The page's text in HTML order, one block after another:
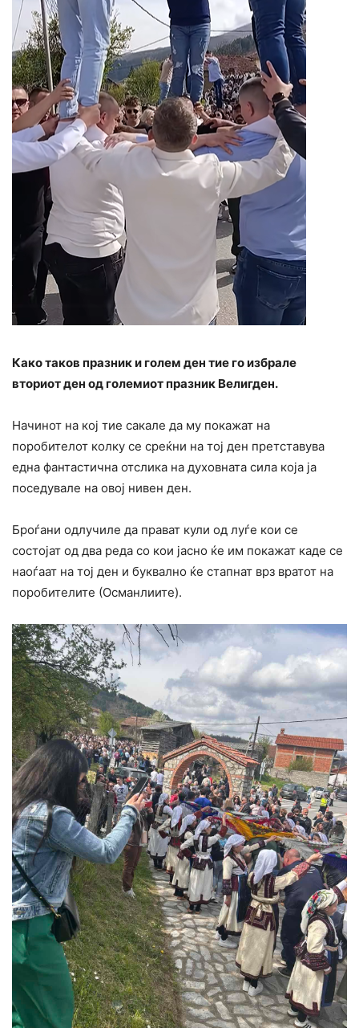
Како таков празник и голем ден тие го избрале
вториот ден од големиот празник Велигден.
Начинот на кој тие сакале да му покажат на
поробителот колку се среќни на тој ден претставува
една фантастична отслика на духовната сила која ја
поседувале на овој нивен ден.
Броѓани одлучиле да прават кули од луѓе кои се
состојат од два реда со кои јасно ќе им покажат каде се
наоѓаат на тој ден и буквално ќе стапнат врз вратот на
поробителите (Османлиите).